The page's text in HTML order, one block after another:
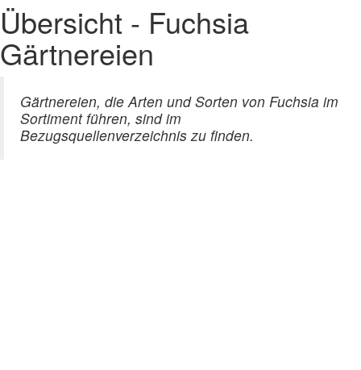
Übersicht - Fuchsia
Gärtnereien
Gärtnereien, die Arten und Sorten von Fuchsia im
Sortiment führen, sind im
Bezugsquellenverzeichnis zu finden.